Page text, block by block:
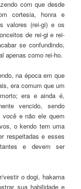
com que desde
cortesia, honra e
valores (rei-gi) e os
de rei-gi e rei-
se confundindo,
apenas como rei-ho.
na época em que
era comum que um
era e ainda é,
vencido, sendo
e não ele quem
o kendo tem uma
respeitadas e esses
e devem ser
vestir o dogi, hakama
sua habilidade e